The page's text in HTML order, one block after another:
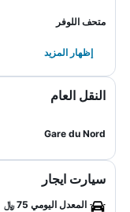
متحف اللوفر
إظهار المزيد
النقل العام
Gare du Nord
سيارت ايجار
المعدل اليومي 75 ﷼